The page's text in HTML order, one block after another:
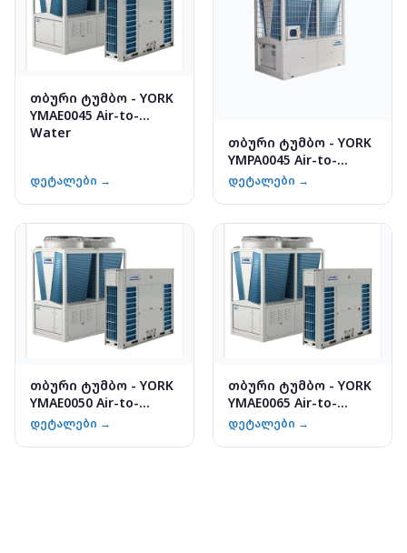
თბური ტუმბო - YORK
YMAE0045 Air-to-
Water
დეტალები →
თბური ტუმბო - YORK
YMPA0045 Air-to-
Water
დეტალები →
თბური ტუმბო - YORK
YMAE0050 Air-to-
Water
დეტალები →
თბური ტუმბო - YORK
YMAE0065 Air-to-
Water
დეტალები →